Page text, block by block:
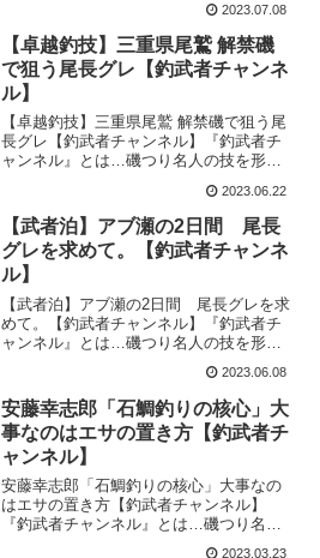
武者』が展開する公式Youtubeチャンネル
です。今回の釣り動画は『尾長グレに会
いたくて、武者泊...
2023.07.08
【卓越釣技】三重県尾鷲 解禁磯
で狙う尾長グレ【釣武者チャンネ
ル】
【卓越釣技】三重県尾鷲 解禁磯で狙う尾
長グレ【釣武者チャンネル】『釣武者チ
ャンネル』とは…磯つり名人の技を形に
者』が展開する公式Youtubeチャンネルで
す。今回の釣り動画は『【卓越釣技】三
重県尾鷲 解禁磯...
2023.06.22
【武者泊】アブ瀬の2日間 尾長
グレを求めて。【釣武者チャンネ
ル】
【武者泊】アブ瀬の2日間 尾長グレを求
めて。【釣武者チャンネル】『釣武者チ
ャンネル』とは…磯つり名人の技を形に
者』が展開する公式Youtubeチャンネルで
す。今回の釣り動画は『【武者泊】アブ
瀬の2日間 尾長...
2023.06.08
安藤幸志郎「石鯛釣りの核心」大
事なのはエサの置き方【釣武者チ
ャンネル】
安藤幸志郎「石鯛釣りの核心」大事なの
はエサの置き方【釣武者チャンネル】
『釣武者チャンネル』とは…磯つり名人
2023.03.23